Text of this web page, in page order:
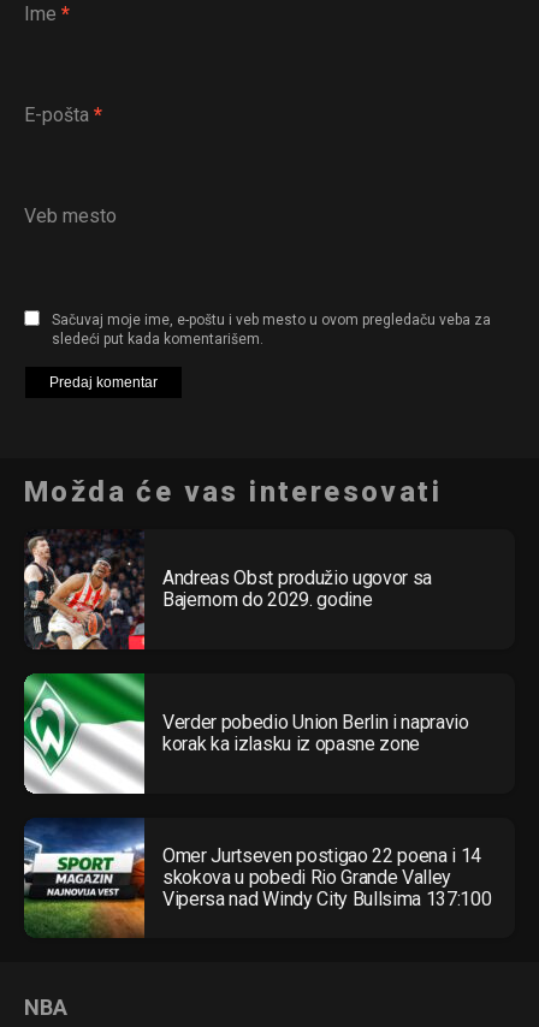
Ime *
E-pošta *
Veb mesto
Sačuvaj moje ime, e-poštu i veb mesto u ovom pregledaču veba za
sledeći put kada komentarišem.
Možda će vas interesovati
Andreas Obst produžio ugovor sa
Bajernom do 2029. godine
Verder pobedio Union Berlin i napravio
korak ka izlasku iz opasne zone
Omer Jurtseven postigao 22 poena i 14
skokova u pobedi Rio Grande Valley
Vipersa nad Windy City Bullsima 137:100
NBA